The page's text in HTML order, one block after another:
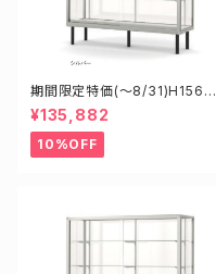
期間限定特価(～8/31)H15602
S W1500D600H1200mm 新
型業務用ガラスケース ショーケ
ース
¥135,882
10%OFF